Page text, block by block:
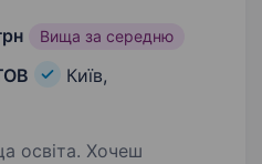
Вища за середню
Київ,
Хочеш